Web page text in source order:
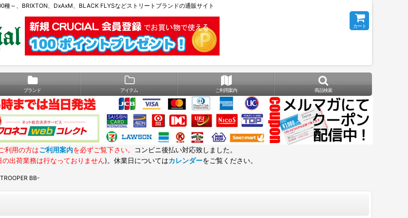
種～、BRIXTON、DxAxM、BLACK FLYSなどストリートブランドの通販サイト
カート
ブランド アイテム ご利用案内 商品検索
利用の方はご利用案内を必ずご覧下さい。
コンビニ後払い対応致しました。
の出荷業務は行なっておりません)。休業日についてはカレンダーをご覧ください。
BB-